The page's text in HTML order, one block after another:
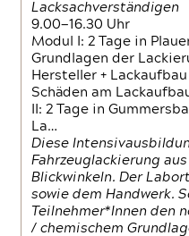
Lacksachverständigen
9.00—16.30 Uhr
Modul I: 2 Tage in
Grundlagen der
Hersteller +
Schäden am
II: 2 Tage in
La…
Diese
Fahrzeuglackierung
Blickwinkeln. Der
sowie dem Handwerk.
Teilnehmer*Innen den
/ chemischem